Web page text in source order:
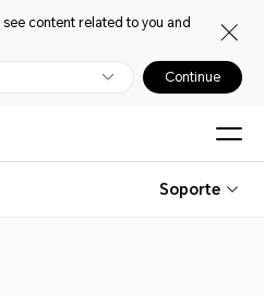
content related to you and
Continue
Soporte